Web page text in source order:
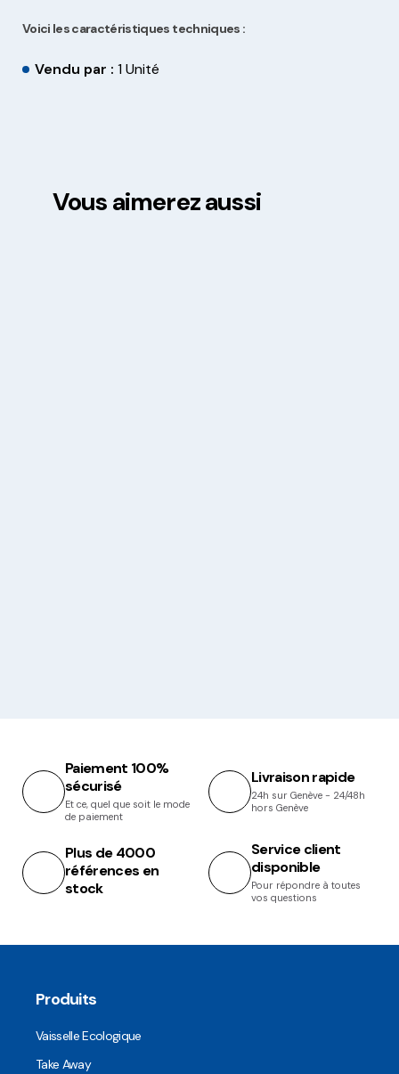
Voici les caractéristiques techniques :
Vendu par : 1 Unité
Vous aimerez aussi
Paiement 100%
sécurisé
Et ce, quel que soit le mode
de paiement
Livraison rapide
24h sur Genève - 24/48h
hors Genève
Plus de 4000
références en
stock
Service client
disponible
Pour répondre à toutes
vos questions
Produits
Vaisselle Ecologique
Take Away